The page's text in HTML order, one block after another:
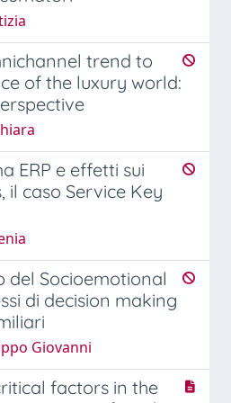
trend to
of the luxury world:
ERP e effetti sui
il caso Service Key
del Socioemotional
di decision making
Giovanni
factors in the